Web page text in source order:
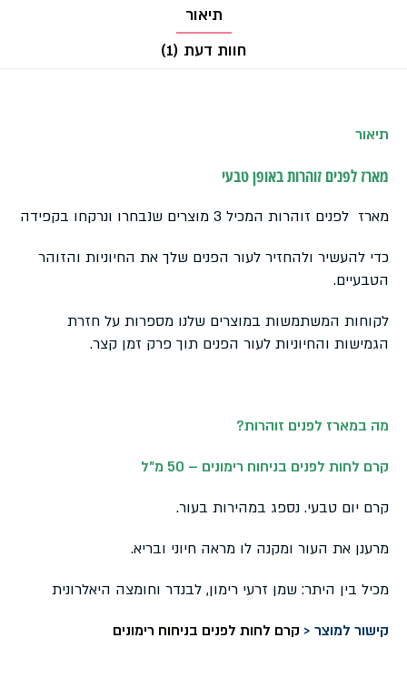
תיאור
חוות דעת (1)
תיאור
מארז לפנים זוהרות באופן טבעי
מארז לפנים זוהרות המכיל 3 מוצרים שנבחרו ונרקחו בקפידה
כדי להעשיר ולהחזיר לעור הפנים שלך את החיוניות והזוהר
הטבעיים.
לקוחות המשתמשות במוצרים שלנו מספרות על חזרת
הגמישות והחיוניות לעור הפנים תוך פרק זמן קצר.
מה במארז לפנים זוהרות?
קרם לחות לפנים בניחוח רימונים – 50 מ"ל
קרם יום טבעי. נספג במהירות בעור.
מרענן את העור ומקנה לו מראה חיוני ובריא.
מכיל בין היתר: שמן זרעי רימון, לבנדר וחומצה היאלרונית
קישור למוצר < קרם לחות לפנים בניחוח רימונים